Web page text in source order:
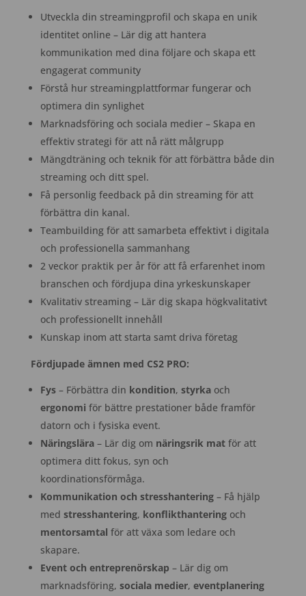
Utveckla din streamingprofil och skapa en unik
identitet online – Lär dig att hantera
kommunikation med dina följare och skapa ett
engagerat community
Förstå hur streamingplattformar fungerar och
optimera din synlighet
Marknadsföring och sociala medier – Skapa en
effektiv strategi för att nå rätt målgrupp
Mängdträning och teknik för att förbättra både din
streaming och ditt spel.
Få personlig feedback på din streaming för att
förbättra din kanal.
Teambuilding för att samarbeta effektivt i digitala
och professionella sammanhang
2 veckor praktik per år för att få erfarenhet inom
branschen och fördjupa dina yrkeskunskaper
Kvalitativ streaming – Lär dig skapa högkvalitativt
och professionellt innehåll
Kunskap inom att starta samt driva företag
Fördjupade ämnen med CS2 PRO:
Fys– Förbättra din kondition, styrkaoch
ergonomi för bättre prestationer både framför
datorn och i fysiska event.
Näringslära– Lär dig om näringsrik matför att
optimera ditt fokus, syn och
koordinationsförmåga.
Kommunikation och stresshantering– Få hjälp
med stresshantering, konflikthanteringoch
mentorsamtal för att växa som ledare och
skapare.
Event och entreprenörskap – Lär dig om
marknadsföring, sociala medier, eventplanering